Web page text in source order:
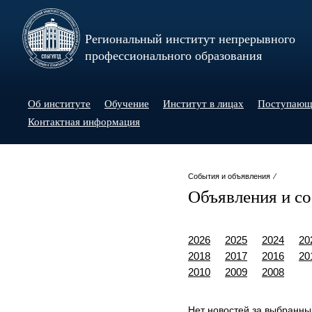
Региональный институт непрерывного
профессионального образования
Об институте Обучение Институт в лицах
Контактная информация
События и объявления ⁄
Объявления и
2026 2025 2024
2018
2017 2016
2010
2009 2008